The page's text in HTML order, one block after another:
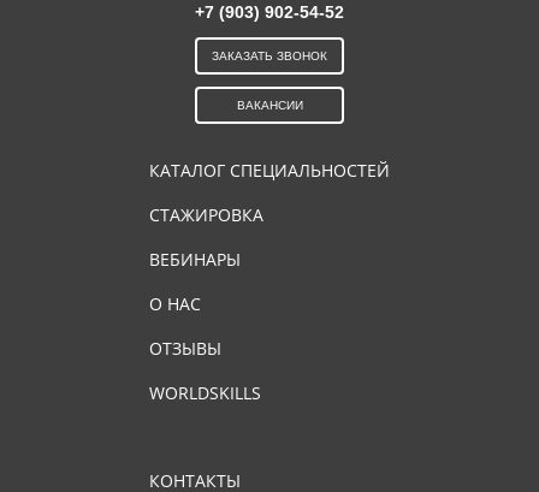
КАТАЛОГ СПЕЦИАЛЬНОСТЕЙ
СТАЖИРОВКА
ВЕБИНАРЫ
О НАС
ОТЗЫВЫ
WORLDSKILLS
КОНТАКТЫ
+7 (903) 902-54-52
ЗАКАЗАТЬ ЗВОНОК
ВАКАНСИИ